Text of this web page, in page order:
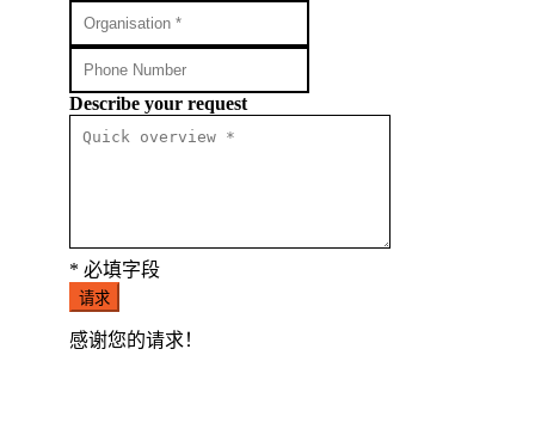
Describe your request
* 必填字段
请求
感谢您的请求！